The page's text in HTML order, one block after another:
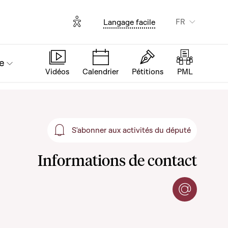
Options d'accessibilité
Langage facile FR
Vidéos Calendrier Pétitions PML
S'abonner aux activités du député
S'abonner aux
Informations de contact